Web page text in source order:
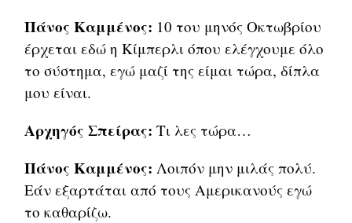
Πάνος Καμμένος: 10 του μηνός Οκτωβρίου
έρχεται εδώ η Κίμπερλι όπου ελέγχουμε όλο
το σύστημα, εγώ μαζί της είμαι τώρα, δίπλα
μου είναι.
Αρχηγός Σπείρας: Τι λες τώρα…
Πάνος Καμμένος: Λοιπόν μην μιλάς πολύ.
Εάν εξαρτάται από τους Αμερικανούς εγώ
το καθαρίζω.